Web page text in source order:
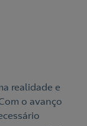
realidade e
o avanço